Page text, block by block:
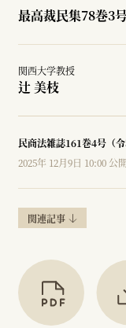
最高裁民集78巻3
関西大学教授
辻 美枝
民商法雑誌161巻4号（
2025年 12月9日 10:00 公開
関連記事